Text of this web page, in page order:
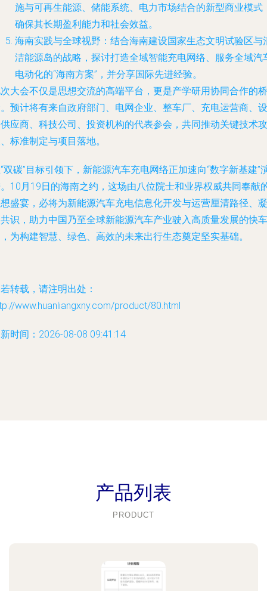
施与可再生能源、储能系统、电力市场结合的新型商业模式
确保其长期盈利能力和社会效益。
海南实践与全球视野 ：结合海南建设国家生态文明试验区与
洁能源岛的战略，探讨打造全域智能充电网络、服务全域汽
电动化的“海南方案”，并分享国际先进经验。
大会不仅是思想交流的高端平台，更是产学研用协同合作的桥
预计将有来自政府部门、电网企业、整车厂、充电运营商、设
应商、科技公司、投资机构的代表参会，共同推动关键技术攻
标准制定与项目落地。
双碳”目标引领下，新能源汽车充电网络正加速向“数字新基建”
10月19日的海南之约，这场由八位院士和业界权威共同奉献
盛宴，必将为新能源汽车充电信息化开发与运营厘清路径、凝
识，助力中国乃至全球新能源汽车产业驶入高质量发展的快车
为构建智慧、绿色、高效的未来出行生态奠定坚实基础。
转载，请注明出处：
www.huanliangxny.com/product/80.html
时间：2026-08-08 09:41:14
产品列表
PRODUCT